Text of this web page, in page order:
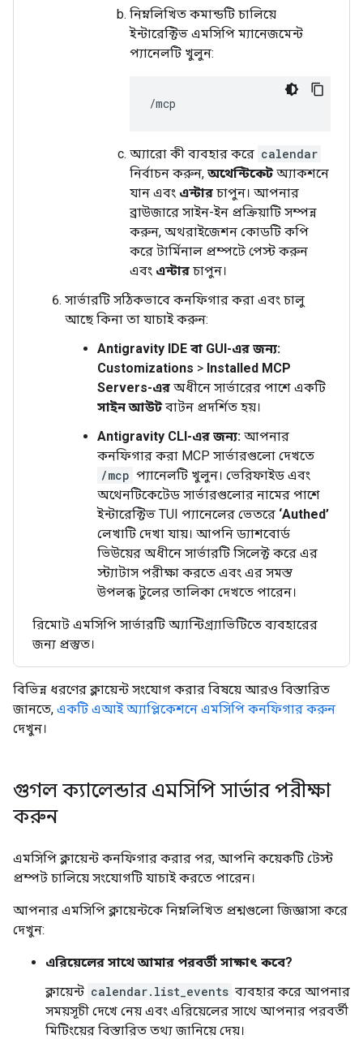
নিম্নলিখিত কমান্ডটি চালিয়ে
ইন্টারেক্টিভ এমসিপি ম্যানেজমেন্ট
প্যানেলটি খুলুন:
অ্যারো কী ব্যবহার করে calendar
নির্বাচন করুন, অথেন্টিকেটঅ্যাকশনে
যান এবং এন্টার চাপুন। আপনার
ব্রাউজারে সাইন-ইন প্রক্রিয়াটি সম্পন্ন
করুন, অথরাইজেশন কোডটি কপি
করে টার্মিনাল প্রম্পটে পেস্ট করুন
এবং এন্টার চাপুন।
সার্ভারটি সঠিকভাবে কনফিগার করা এবং চালু
আছে কিনা তা যাচাই করুন:
Antigravity IDE বা GUI-এর জন্য:
Customizations > Installed MCP
Servers-এর অধীনে সার্ভারের পাশে একটি
সাইন আউটবাটন প্রদর্শিত হয়।
Antigravity CLI-এর জন্য: আপনার
কনফিগার করা MCP সার্ভারগুলো দেখতে
/mcp প্যানেলটি খুলুন। ভেরিফাইড এবং
অথেনটিকেটেড সার্ভারগুলোর নামের পাশে
ইন্টারেক্টিভ TUI প্যানেলের ভেতরে ‘Authed’
লেখাটি দেখা যায়। আপনি ড্যাশবোর্ড
ভিউয়ের অধীনে সার্ভারটি সিলেক্ট করে এর
স্ট্যাটাস পরীক্ষা করতে এবং এর সমস্ত
উপলব্ধ টুলের তালিকা দেখতে পারেন।
রিমোট এমসিপি সার্ভারটি অ্যান্টিগ্র্যাভিটিতে ব্যবহারের
জন্য প্রস্তুত।
বিভিন্ন ধরণের ক্লায়েন্ট সংযোগ করার বিষয়ে আরও বিস্তারিত
জানতে, একটি এআই অ্যাপ্লিকেশনে এমসিপি কনফিগার করুন
দেখুন।
গুগল ক্যালেন্ডার এমসিপি সার্ভার পরীক্ষা
করুন
এমসিপি ক্লায়েন্ট কনফিগার করার পর, আপনি কয়েকটি টেস্ট
প্রম্পট চালিয়ে সংযোগটি যাচাই করতে পারেন।
আপনার এমসিপি ক্লায়েন্টকে নিম্নলিখিত প্রশ্নগুলো জিজ্ঞাসা করে
দেখুন:
এরিয়েলের সাথে আমার পরবর্তী সাক্ষাৎ কবে?
ক্লায়েন্ট calendar.list_events ব্যবহার করে আপনার
সময়সূচী দেখে নেয় এবং এরিয়েলের সাথে আপনার পরবর্তী
মিটিংয়ের বিস্তারিত তথ্য জানিয়ে দেয়।